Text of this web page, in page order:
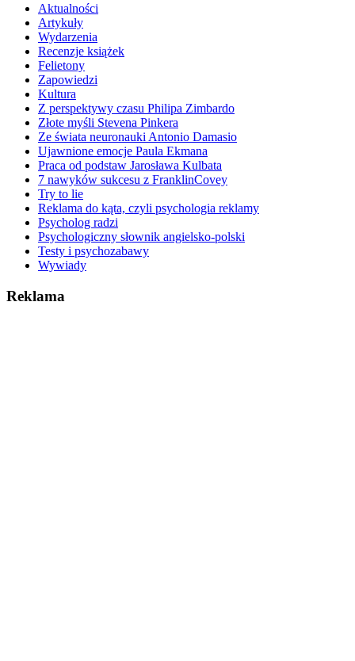
Aktualności
Artykuły
Wydarzenia
Recenzje książek
Felietony
Zapowiedzi
Kultura
Z perspektywy czasu Philipa Zimbardo
Złote myśli Stevena Pinkera
Ze świata neuronauki Antonio Damasio
Ujawnione emocje Paula Ekmana
Praca od podstaw Jarosława Kulbata
7 nawyków sukcesu z FranklinCovey
Try to lie
Reklama do kąta, czyli psychologia reklamy
Psycholog radzi
Psychologiczny słownik angielsko-polski
Testy i psychozabawy
Wywiady
Reklama